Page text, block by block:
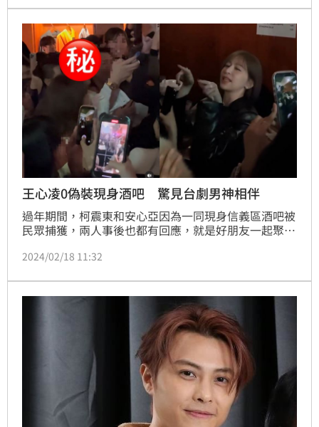
王心凌0偽裝現身酒吧 驚見台劇男神相伴
過年期間，柯震東和安心亞因為一同現身信義區酒吧被
民眾捕獲，兩人事後也都有回應，就是好朋友一起聚
舊很有活力，在與柯震東同一間酒吧中，昨晚雖然沒見
佳見，兩人幾乎是0距離的狀態在場和民眾狂歡，相當
親民。
2024/02/18 11:32